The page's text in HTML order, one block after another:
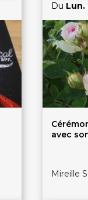
Du Lun.
avec
Mireille